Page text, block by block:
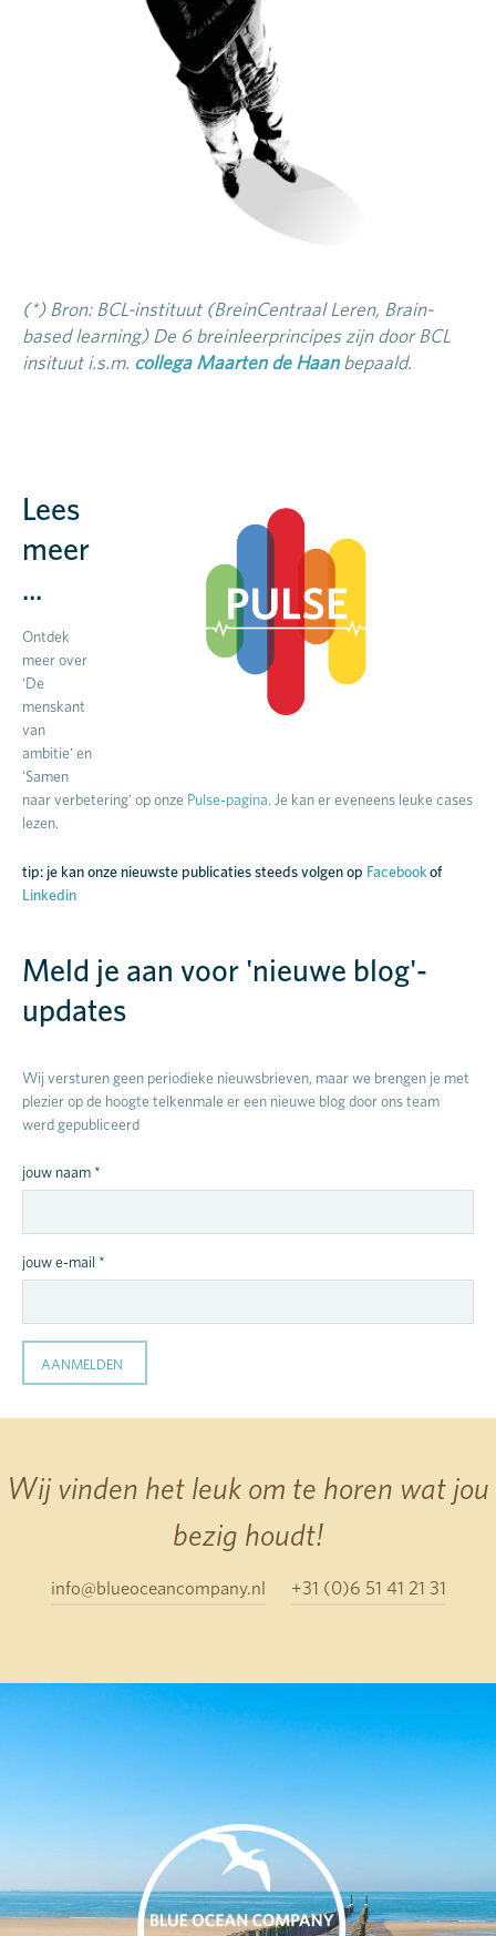
(*) Bron: BCL-instituut (BreinCentraal Leren, Brain-
based learning) De 6 breinleerprincipes zijn door BCL
insituut i.s.m. collega Maarten de Haanbepaald.
Lees
meer
...
Ontdek
meer over
'De
menskant
van
ambitie' en
'Samen
naar verbetering' op onze Pulse-pagina. Je kan er eveneens leuke cases
lezen.
tip: je kan onze nieuwste publicaties steeds volgen op Facebookof
Linkedin
Meld je aan voor 'nieuwe blog'-
updates
Wij versturen geen periodieke nieuwsbrieven, maar we brengen je met
plezier op de hoogte telkenmale er een nieuwe blog door ons team
werd gepubliceerd
jouw naam *
jouw e-mail *
AANMELDEN
Wij vinden het leuk om te horen wat jou
bezig houdt!
info@blueoceancompany.nl +31 (0)6 51 41 21 31